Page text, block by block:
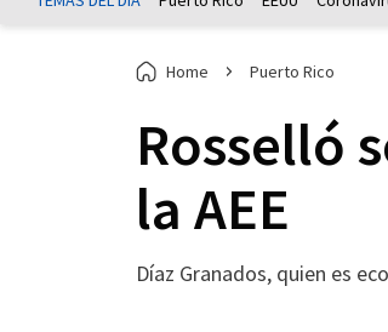
Home Puerto Rico
Rosselló
la AEE
Díaz Granados, quien es